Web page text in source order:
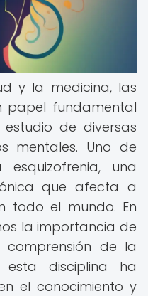
y la medicina, las
papel fundamental
de diversas
mentales. Uno de
una
que afecta a
todo el mundo. En
la importancia de
comprensión de la
disciplina ha
el conocimiento y